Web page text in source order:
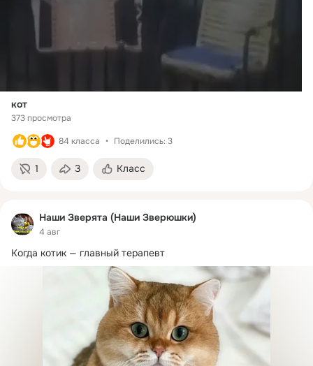
кот
373 просмотра
84 класса Поделились: 3
1 3 Класс
Наши Зверята (Наши Зверюшки)
4 авг
Когда котик — главный терапевт